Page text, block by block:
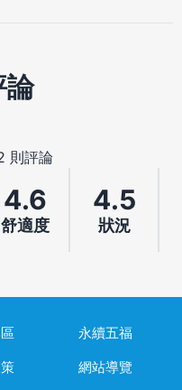
論
則評論
4.6
舒適度
4.5
狀況
永續五福
網站導覽